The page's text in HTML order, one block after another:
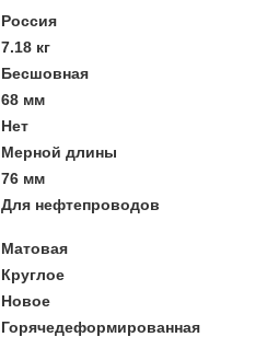
Россия
7.18 кг
Бесшовная
68 мм
Нет
Мерной длины
76 мм
Для нефтепроводов
Матовая
Круглое
Новое
Горячедеформированная